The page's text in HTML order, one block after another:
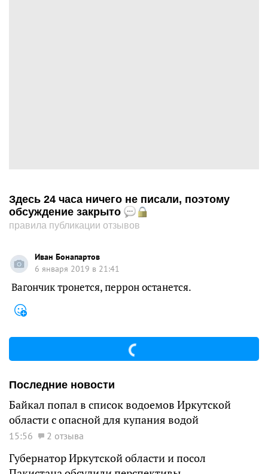
Здесь 24 часа ничего не писали, поэтому
обсуждение закрыто
правила публикации отзывов
Иван Бонапартов
6 января 2019 в 21:41
Вагончик тронется, перрон останется.
Последние новости
Байкал попал в список водоемов Иркутской
области с опасной для купания водой
15:56 2 отзыва
Губернатор Иркутской области и посол